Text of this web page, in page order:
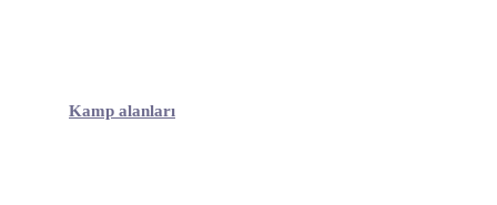
Kamp alanları